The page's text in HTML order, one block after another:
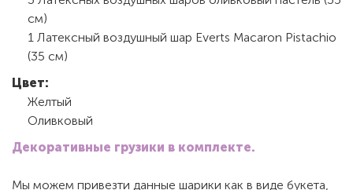
см)
1 Латексный воздушный шар Everts Macaron Pistachio
(35 см)
Цвет:
Желтый
Оливковый
Декоративные грузики в комплекте.
Мы можем привезти данные шарики как в виде букета,